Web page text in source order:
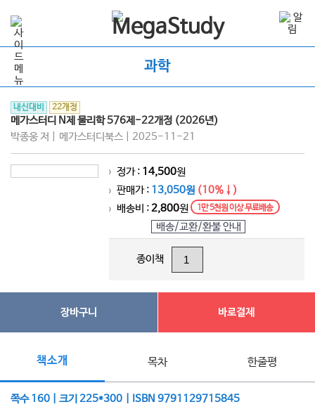
과학
내신대비 22개정
메가스터디 N제 물리학 576제-22개정 (2026년)
박종웅 저 | 메가스터디북스 | 2025-11-21
> 정가 : 14,500원
> 판매가 : 13,050원 (10%↓)
> 배송비 :2,800원 1만 5천원 이상 무료배송
배송/교환/환불 안내
종이책
장바구니 바로결제
책소개 목차 한줄평
쪽수 160 | 크기 225*300 | ISBN 9791129715845